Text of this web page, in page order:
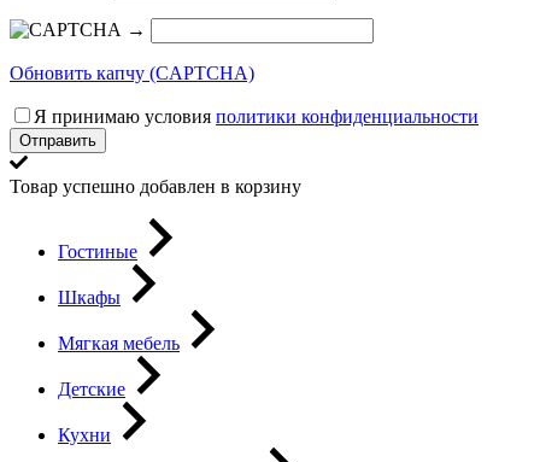
→
Обновить капчу (CAPTCHA)
Я принимаю условия политики конфиденциальности
Отправить
Товар успешно добавлен в корзину
Гостиные
Шкафы
Мягкая мебель
Детские
Кухни